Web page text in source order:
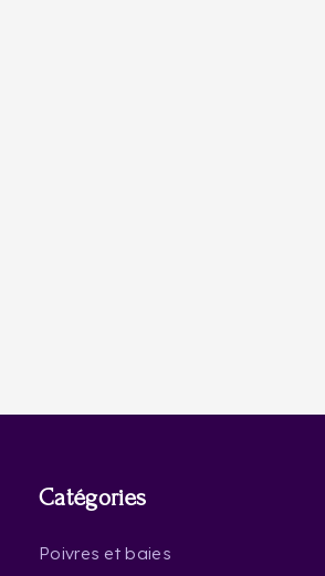
Catégories
Poivres et baies